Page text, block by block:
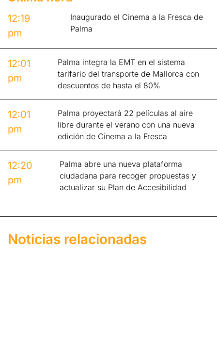
12:19
pm
Inaugurado el Cinema a la Fresca de
Palma
12:01
pm
Palma integra la EMT en el sistema
tarifario del transporte de Mallorca con
descuentos de hasta el 80%
12:01
pm
Palma proyectará 22 películas al aire
libre durante el verano con una nueva
edición de Cinema a la Fresca
12:20
pm
Palma abre una nueva plataforma
ciudadana para recoger propuestas y
actualizar su Plan de Accesibilidad
Noticias relacionadas